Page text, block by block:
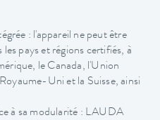
: l'appareil ne peut être
pays et régions certifiés, à
le Canada, l'Union
Uni et la Suisse, ainsi
à sa modularité : LAUDA